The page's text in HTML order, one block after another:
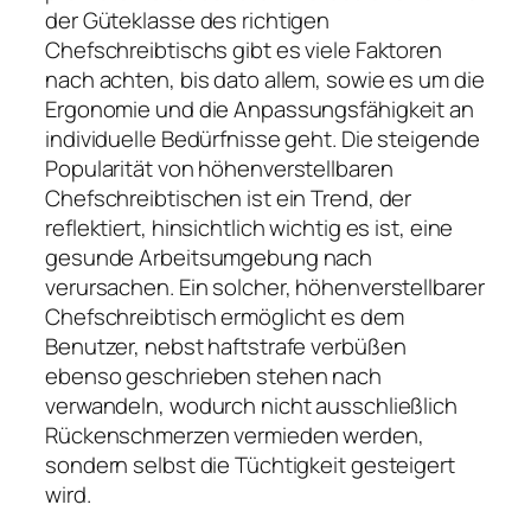
der Güteklasse des richtigen
Chefschreibtischs gibt es viele Faktoren
nach achten, bis dato allem, sowie es um die
Ergonomie und die Anpassungsfähigkeit an
individuelle Bedürfnisse geht. Die steigende
Popularität von höhenverstellbaren
Chefschreibtischen ist ein Trend, der
reflektiert, hinsichtlich wichtig es ist, eine
gesunde Arbeitsumgebung nach
verursachen. Ein solcher, höhenverstellbarer
Chefschreibtisch ermöglicht es dem
Benutzer, nebst haftstrafe verbüßen
ebenso geschrieben stehen nach
verwandeln, wodurch nicht ausschließlich
Rückenschmerzen vermieden werden,
sondern selbst die Tüchtigkeit gesteigert
wird.